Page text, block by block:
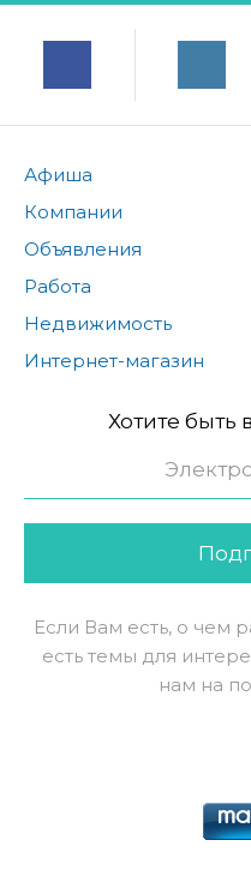
Афиша
Компании
Объявления
Работа
Недвижимость
Интернет-магазин
Хотите быть
Если Вам есть, о чем
есть темы для
нам на